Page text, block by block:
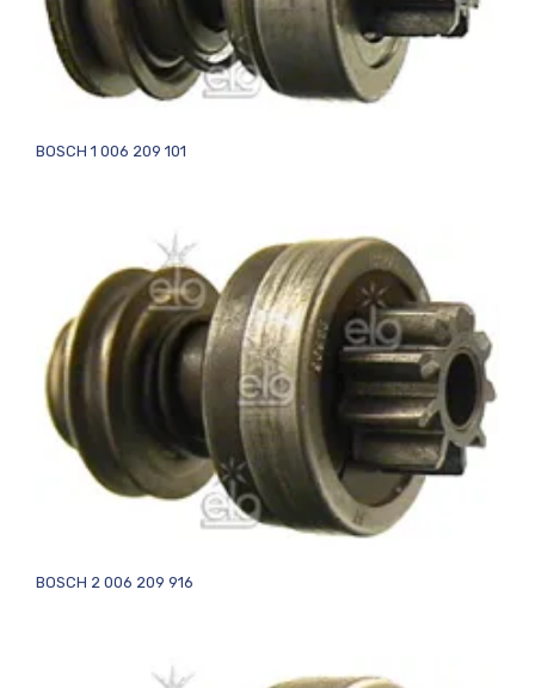
BOSCH 1 006 209 101
BOSCH 2 006 209 916